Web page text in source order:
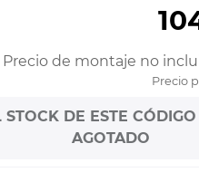
Precio de montaje no
Precio
STOCK DE ESTE CÓDIGO
AGOTADO